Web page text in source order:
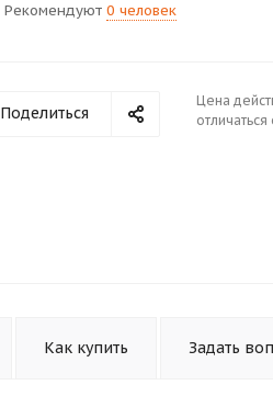
Рекомендуют 0 человек
Поделиться
Цена
Как купить Задать